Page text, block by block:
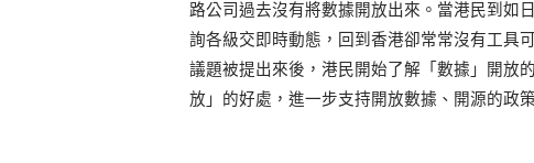
路公司過去沒有將數據開放出來。當港民到如
詢各級交即時動態，回到香港卻常常沒有工具
議題被提出來後，港民開始了解「數據」開放
放」的好處，進一步支持開放數據、開源的政